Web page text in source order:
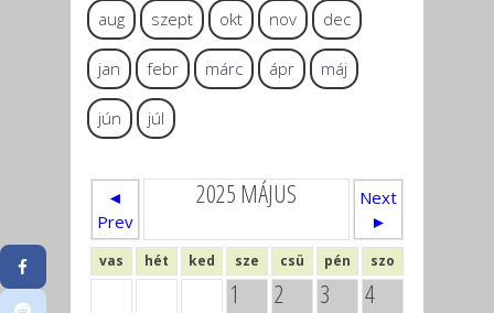
aug szept okt nov dec
jan febr márc ápr máj
jún júl
◄
Prev
2025 MÁJUS
Next
►
vas hét ked sze csü pén szo
1 2 3 4